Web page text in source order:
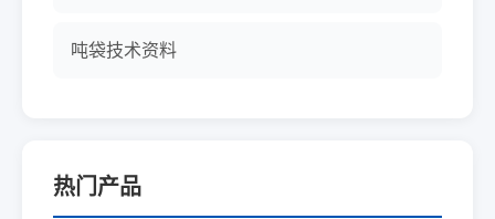
吨袋技术资料
热门产品